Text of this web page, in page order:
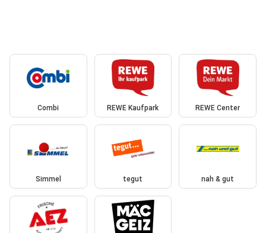
Combi REWE Kaufpark REWE Center
Simmel tegut nah & gut